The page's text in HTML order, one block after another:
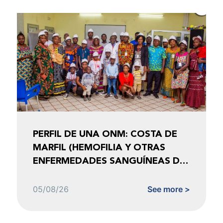
PERFIL DE UNA ONM: COSTA DE
MARFIL (HEMOFILIA Y OTRAS
ENFERMEDADES SANGUÍNEAS DE
05/08/26 See more >